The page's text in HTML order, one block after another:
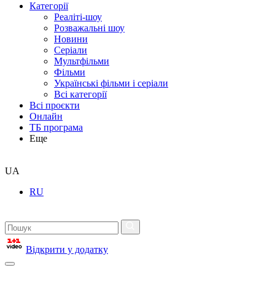
Категорії
Реаліті-шоу
Розважальні шоу
Новини
Серіали
Мультфільми
Фільми
Українські фільми і серіали
Всі категорії
Всі проєкти
Онлайн
ТБ програма
Еще
UA
RU
Відкрити у додатку